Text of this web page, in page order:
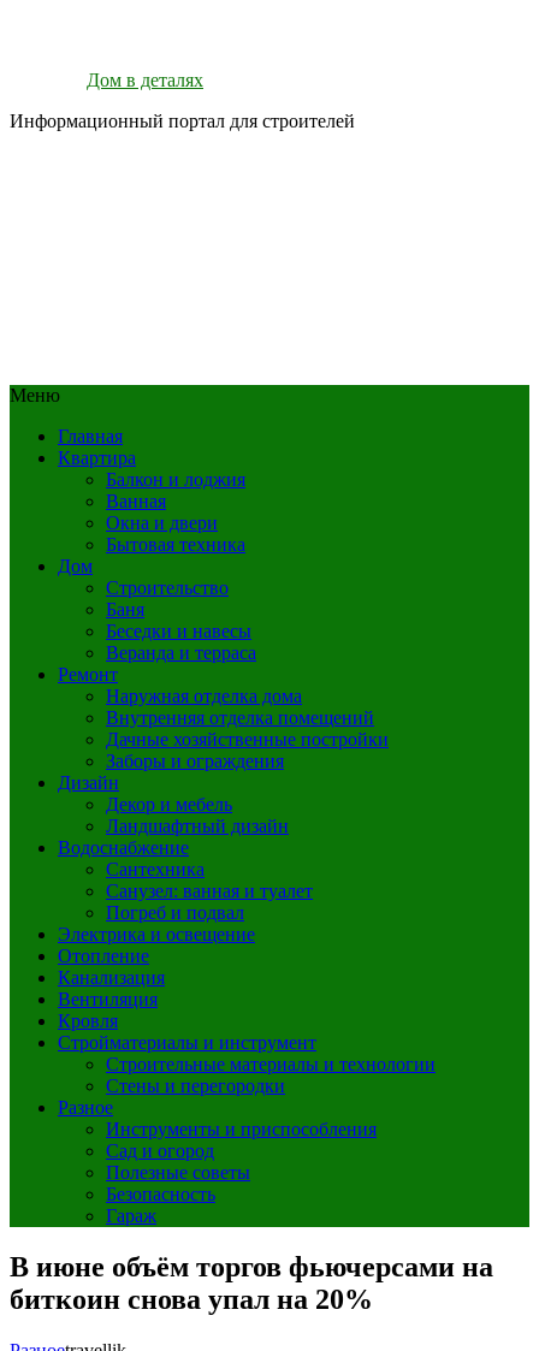
Дом в деталях
Информационный портал для строителей
Меню
Главная
Квартира
Балкон и лоджия
Ванная
Окна и двери
Бытовая техника
Дом
Строительство
Баня
Беседки и навесы
Веранда и терраса
Ремонт
Наружная отделка дома
Внутренняя отделка помещений
Дачные хозяйственные постройки
Заборы и ограждения
Дизайн
Декор и мебель
Ландшафтный дизайн
Водоснабжение
Сантехника
Санузел: ванная и туалет
Погреб и подвал
Электрика и освещение
Отопление
Канализация
Вентиляция
Кровля
Стройматериалы и инструмент
Строительные материалы и технологии
Стены и перегородки
Разное
Инструменты и приспособления
Сад и огород
Полезные советы
Безопасность
Гараж
В июне объём торгов фьючерсами на
биткоин снова упал на 20%